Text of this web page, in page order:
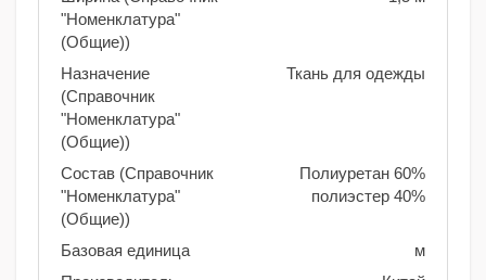
"Номенклатура"
(Общие))
Назначение
(Справочник
"Номенклатура"
(Общие))
Ткань для одежды
Состав (Справочник
"Номенклатура"
(Общие))
Полиуретан 60%
полиэстер 40%
Базовая единица
м